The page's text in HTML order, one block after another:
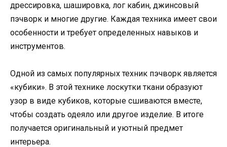
дрессировка, шашировка, лог кабин, джинсовый
пэчворк и многие другие. Каждая техника имеет свои
особенности и требует определенных навыков и
инструментов.
Одной из самых популярных техник пэчворк является
«кубики». В этой технике лоскутки ткани образуют
узор в виде кубиков, которые сшиваются вместе,
чтобы создать одеяло или другое изделие. В итоге
получается оригинальный и уютный предмет
интерьера.